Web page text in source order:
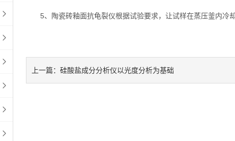
5、陶瓷砖釉面抗龟裂仪根据试验要求，让试样在蒸压釜内冷却
上一篇： 硅酸盐成分分析仪以光度分析为基础